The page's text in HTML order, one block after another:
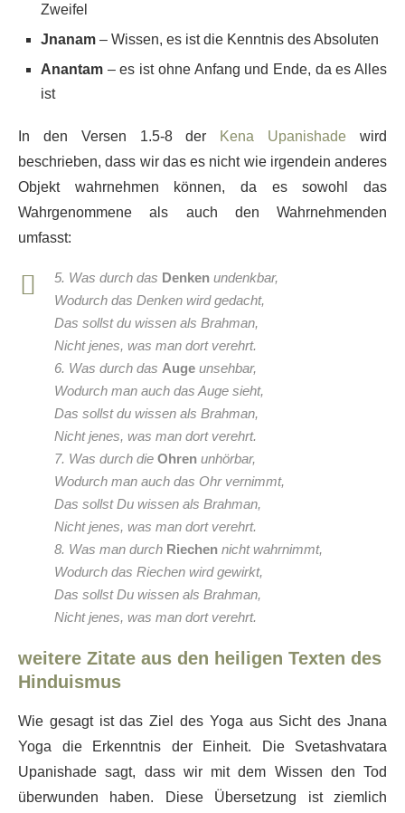
Zweifel
Jnanam – Wissen, es ist die Kenntnis des Absoluten
Anantam – es ist ohne Anfang und Ende, da es Alles
ist
In den Versen 1.5-8 der Kena Upanishadewird
beschrieben, dass wir das es nicht wie irgendein anderes
Objekt wahrnehmen können, da es sowohl das
Wahrgenommene als auch den Wahrnehmenden
umfasst:
5. Was durch das Denken undenkbar,
Wodurch das Denken wird gedacht,
Das sollst du wissen als Brahman,
Nicht jenes, was man dort verehrt.
6. Was durch das Auge unsehbar,
Wodurch man auch das Auge sieht,
Das sollst du wissen als Brahman,
Nicht jenes, was man dort verehrt.
7. Was durch die Ohren unhörbar,
Wodurch man auch das Ohr vernimmt,
Das sollst Du wissen als Brahman,
Nicht jenes, was man dort verehrt.
8. Was man durch Riechen nicht wahrnimmt,
Wodurch das Riechen wird gewirkt,
Das sollst Du wissen als Brahman,
Nicht jenes, was man dort verehrt.
weitere Zitate aus den heiligen Texten des
Hinduismus
Wie gesagt ist das Ziel des Yoga aus Sicht des Jnana
Yoga die Erkenntnis der Einheit. Die Svetashvatara
Upanishade sagt, dass wir mit dem Wissen den Tod
überwunden haben. Diese Übersetzung ist ziemlich